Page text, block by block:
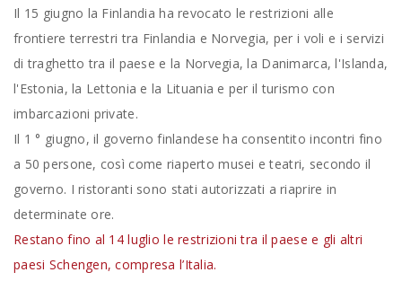
Il 15 giugno la Finlandia ha revocato le restrizioni alle
frontiere terrestri tra Finlandia e Norvegia, per i voli e i servizi
di traghetto tra il paese e la Norvegia, la Danimarca, l'Islanda,
l'Estonia, la Lettonia e la Lituania e per il turismo con
imbarcazioni private.
Il 1 ° giugno, il governo finlandese ha consentito incontri fino
a 50 persone, così come riaperto musei e teatri, secondo il
governo. I ristoranti sono stati autorizzati a riaprire in
determinate ore.
Restano fino al 14 luglio le restrizioni tra il paese e gli altri
paesi Schengen, compresa l’Italia.